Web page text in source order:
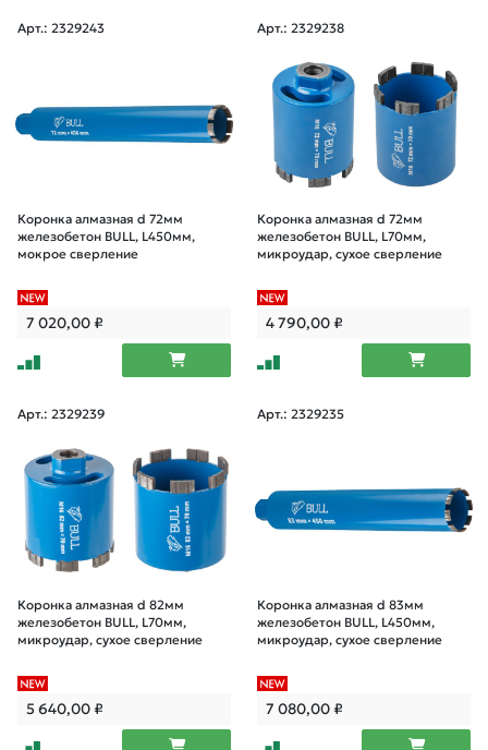
Арт.: 2329243
Коронка алмазная d 72мм
железобетон BULL, L450мм,
мокрое сверление
7 020,00₽
Арт.: 2329238
Коронка алмазная d 72мм
железобетон BULL, L70мм,
микроудар, сухое сверление
4 790,00₽
Арт.: 2329239
Коронка алмазная d 82мм
железобетон BULL, L70мм,
микроудар, сухое сверление
5 640,00₽
Арт.: 2329235
Коронка алмазная d 83мм
железобетон BULL, L450мм,
микроудар, сухое сверление
7 080,00₽